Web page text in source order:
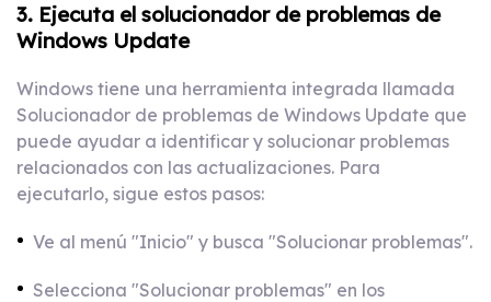
3. Ejecuta el solucionador de problemas de
Windows Update
Windows tiene una herramienta integrada llamada
Solucionador de problemas de Windows Update que
puede ayudar a identificar y solucionar problemas
relacionados con las actualizaciones. Para
ejecutarlo, sigue estos pasos:
Ve al menú "Inicio" y busca "Solucionar problemas".
Selecciona "Solucionar problemas" en los